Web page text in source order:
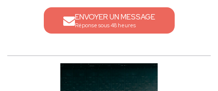
ENVOYER UN MESSAGE
Réponse sous 48 heures